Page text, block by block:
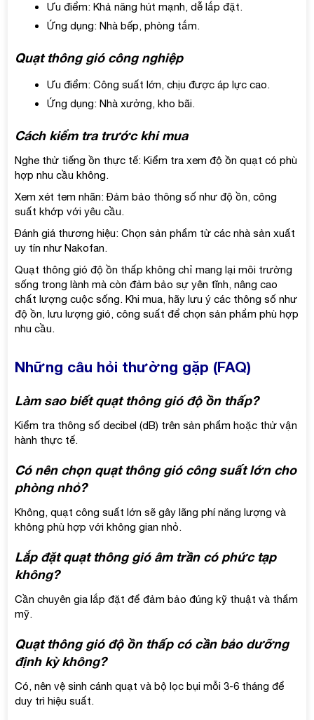
Ưu điểm: Khả năng hút mạnh, dễ lắp đặt.
Ứng dụng: Nhà bếp, phòng tắm.
Quạt thông gió công nghiệp
Ưu điểm: Công suất lớn, chịu được áp lực cao.
Ứng dụng: Nhà xưởng, kho bãi.
Cách kiểm tra trước khi mua
Nghe thử tiếng ồn thực tế: Kiểm tra xem độ ồn quạt có phù
hợp nhu cầu không.
Xem xét tem nhãn: Đảm bảo thông số như độ ồn, công
suất khớp với yêu cầu.
Đánh giá thương hiệu: Chọn sản phẩm từ các nhà sản xuất
uy tín như Nakofan.
Quạt thông gió độ ồn thấp không chỉ mang lại môi trường
sống trong lành mà còn đảm bảo sự yên tĩnh, nâng cao
chất lượng cuộc sống. Khi mua, hãy lưu ý các thông số như
độ ồn, lưu lượng gió, công suất để chọn sản phẩm phù hợp
nhu cầu.
Những câu hỏi thường gặp (FAQ)
Làm sao biết quạt thông gió độ ồn thấp?
Kiểm tra thông số decibel (dB) trên sản phẩm hoặc thử vận
hành thực tế.
Có nên chọn quạt thông gió công suất lớn cho
phòng nhỏ?
Không, quạt công suất lớn sẽ gây lãng phí năng lượng và
không phù hợp với không gian nhỏ.
Lắp đặt quạt thông gió âm trần có phức tạp
không?
Cần chuyên gia lắp đặt để đảm bảo đúng kỹ thuật và thẩm
mỹ.
Quạt thông gió độ ồn thấp có cần bảo dưỡng
định kỳ không?
Có, nên vệ sinh cánh quạt và bộ lọc bụi mỗi 3-6 tháng để
duy trì hiệu suất.